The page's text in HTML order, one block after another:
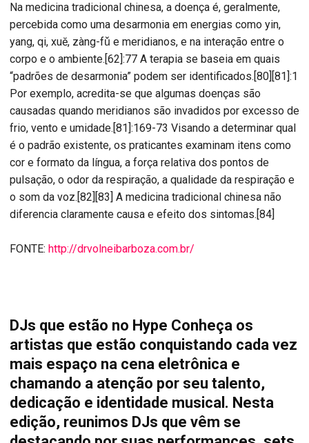
Na medicina tradicional chinesa, a doença é, geralmente,
percebida como uma desarmonia em energias como yin,
yang, qi, xuĕ, zàng-fǔ e meridianos, e na interação entre o
corpo e o ambiente.[62]:77 A terapia se baseia em quais
“padrões de desarmonia” podem ser identificados.[80][81]:1
Por exemplo, acredita-se que algumas doenças são
causadas quando meridianos são invadidos por excesso de
frio, vento e umidade.[81]:169-73 Visando a determinar qual
é o padrão existente, os praticantes examinam itens como
cor e formato da língua, a força relativa dos pontos de
pulsação, o odor da respiração, a qualidade da respiração e
o som da voz.[82][83] A medicina tradicional chinesa não
diferencia claramente causa e efeito dos sintomas.[84]
FONTE: http://drvolneibarboza.com.br/
DJs que estão no Hype Conheça os
artistas que estão conquistando cada vez
mais espaço na cena eletrônica e
chamando a atenção por seu talento,
dedicação e identidade musical. Nesta
edição, reunimos DJs que vêm se